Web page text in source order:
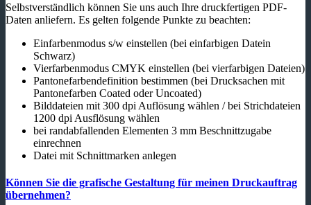
Selbstverständlich können Sie uns auch Ihre druckfertigen PDF-
Daten anliefern. Es gelten folgende Punkte zu beachten:
Einfarbenmodus s/w einstellen (bei einfarbigen Datein
Schwarz)
Vierfarbenmodus CMYK einstellen (bei vierfarbigen Dateien)
Pantonefarbendefinition bestimmen (bei Drucksachen mit
Pantonefarben Coated oder Uncoated)
Bilddateien mit 300 dpi Auflösung wählen / bei Strichdateien
1200 dpi Ausflösung wählen
bei randabfallenden Elementen 3 mm Beschnittzugabe
einrechnen
Datei mit Schnittmarken anlegen
Können Sie die grafische Gestaltung für meinen Druckauftrag
übernehmen?